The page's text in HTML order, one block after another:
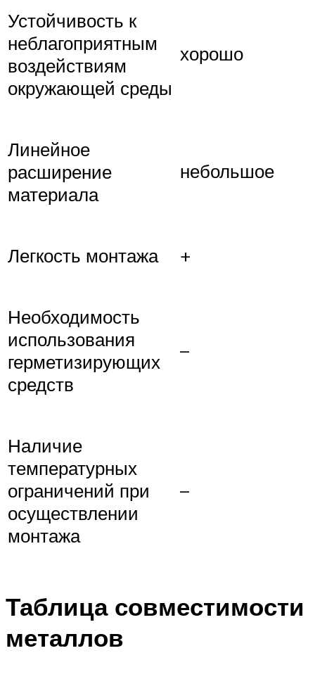
Устойчивость к
неблагоприятным
воздействиям
окружающей среды
хорошо
Линейное
расширение
материала
небольшое
Легкость монтажа +
Необходимость
использования
герметизирующих
средств
–
Наличие
температурных
ограничений при
осуществлении
монтажа
–
Таблица совместимости
металлов